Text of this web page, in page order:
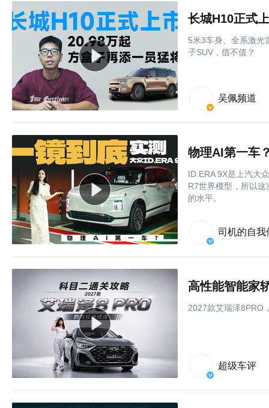
长城H10正式
5米3车身、全系激光
子SUV，值不值？
吴佩频道
物理AI第一车
ID.ERA 9X是上汽大
R7世界模型，所以
的水平。
司机的自我
2027款艾瑞泽8PRO
超级车评